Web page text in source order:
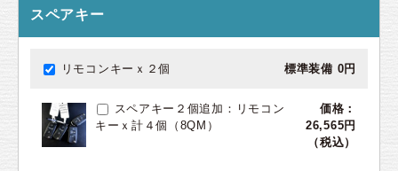
スペアキー
リモコンキーｘ２個 標準装備 0円
スペアキー２個追加：リモコン
キーｘ計４個（8QM）
価格：
26,565円
（税込）